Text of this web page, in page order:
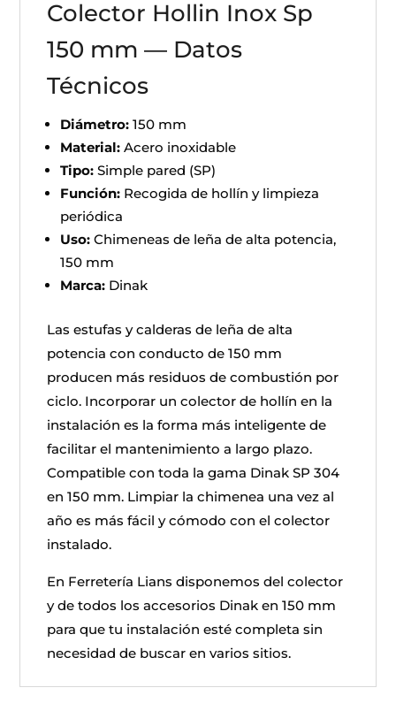
Colector Hollin Inox Sp
150 mm — Datos
Técnicos
Diámetro: 150 mm
Material: Acero inoxidable
Tipo: Simple pared (SP)
Función: Recogida de hollín y limpieza
periódica
Uso: Chimeneas de leña de alta potencia,
150 mm
Marca: Dinak
Las estufas y calderas de leña de alta
potencia con conducto de 150 mm
producen más residuos de combustión por
ciclo. Incorporar un colector de hollín en la
instalación es la forma más inteligente de
facilitar el mantenimiento a largo plazo.
Compatible con toda la gama Dinak SP 304
en 150 mm. Limpiar la chimenea una vez al
año es más fácil y cómodo con el colector
instalado.
En Ferretería Lians disponemos del colector
y de todos los accesorios Dinak en 150 mm
para que tu instalación esté completa sin
necesidad de buscar en varios sitios.